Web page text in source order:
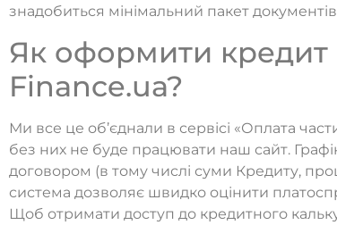
знадобиться мінімальний пакет
Як оформити кредит
Finance.ua?
Ми все це об’єднали в сервісі «Оплата
без них не буде працювати наш сайт.
договором (в тому числі суми Кредиту,
система дозволяє швидко оцінити
Щоб отримати доступ до кредитного